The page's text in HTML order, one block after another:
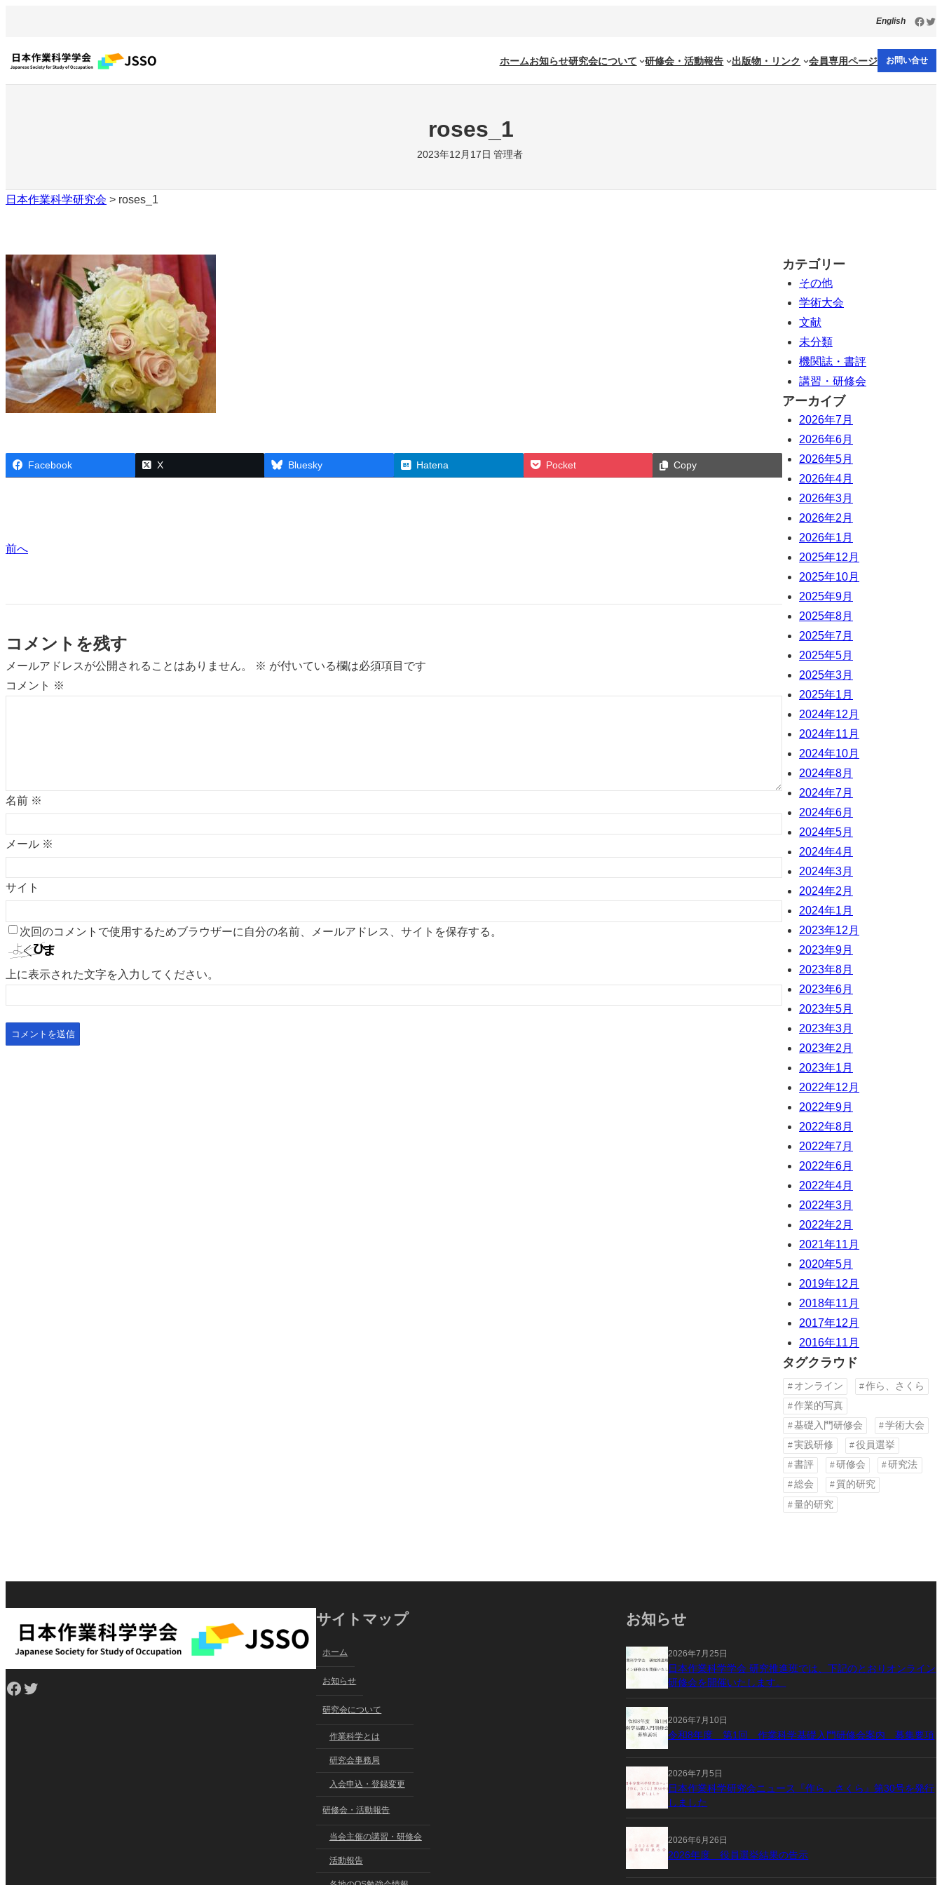
を
ス
English
ホームお知らせ研究会について 研修会・活動報告 出版物・リンク 会員専用ページ お問い合せ
roses_1
2023年12月17日 管理者
日本作業科学研究会 > roses_1
Facebook X Bluesky Hatena Pocket Copy
前へ
コメントを残す
メールアドレスが公開されることはありません。 ※ が付いている欄は必須項目です
コメント ※
名前 ※
メール ※
サイト
次回のコメントで使用するためブラウザーに自分の名前、メールアドレス、サイトを保存する。
上に表示された文字を入力してください。
カテゴリー
その他
学術大会
文献
未分類
機関誌・書評
講習・研修会
アーカイブ
2026年7月
2026年6月
2026年5月
2026年4月
2026年3月
2026年2月
2026年1月
2025年12月
2025年10月
2025年9月
2025年8月
2025年7月
2025年5月
2025年3月
2025年1月
2024年12月
2024年11月
2024年10月
2024年8月
2024年7月
2024年6月
2024年5月
2024年4月
2024年3月
2024年2月
2024年1月
2023年12月
2023年9月
2023年8月
2023年6月
2023年5月
2023年3月
2023年2月
2023年1月
2022年12月
2022年9月
2022年8月
2022年7月
2022年6月
2022年4月
2022年3月
2022年2月
2021年11月
2020年5月
2019年12月
2018年11月
2017年12月
2016年11月
タグクラウド
オンライン
作ら、さくら
作業的写真
基礎入門研修会
学術大会
実践研修
役員選挙
書評
研修会
研究法
総会
質的研究
量的研究
Facebook Twitter
サイトマップ
ホーム
お知らせ
研究会について
作業科学とは
研究会事務局
入会申込・登録変更
研修会・活動報告
当会主催の講習・研修会
活動報告
お知らせ
2026年7月25日
日本作業科学学会 研究推進班では、下記のとおりオンライン
研修会を開催いたします。
2026年7月10日
令和8年度 第1回 作業科学基礎入門研修会案内 募集要項
2026年7月5日
日本作業科学研究会ニュース『作ら，さくら』第30号を発行
しました
2026年6月26日
2026年度 役員選挙結果の告示